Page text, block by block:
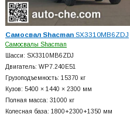
Самосвал ShacmanSX3310MB6ZDJ
Самосвалы Shacman
Шасси: SX3310MB6ZDJ
Двигатель: WP7.240E51
Грузоподъемность: 15370 кг
Кузов: 5400 × 1440 × 2300 мм
Полная масса: 31000 кг
Колесная база: 1800+2300+1350 мм